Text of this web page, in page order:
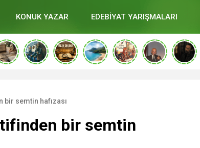
KONUK YAZAR EDEBİYAT YARIŞMALARI
bir semtin hafızası
bir semtin